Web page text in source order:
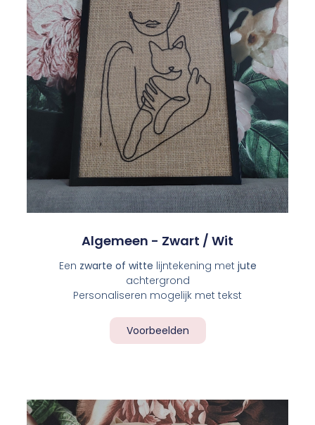
Algemeen - Zwart / Wit
Een zwarte of witte lijntekening met jute
achtergrond
Personaliseren mogelijk met tekst
Voorbeelden